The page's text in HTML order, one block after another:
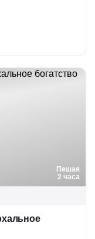
Пешая
2 часа